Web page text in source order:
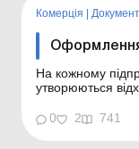
діяль...
Комерція
Оформлення
На кожному
утворюються
оформленню. Про
документи
0 2 741